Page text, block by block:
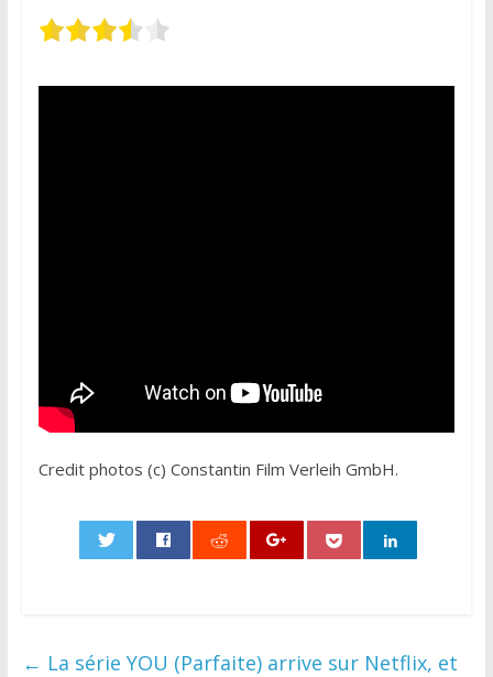
Credit photos (c) Constantin Film Verleih GmbH.
← La série YOU (Parfaite) arrive sur Netflix, et